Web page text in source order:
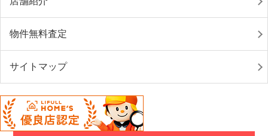
物件無料査定
サイトマップ